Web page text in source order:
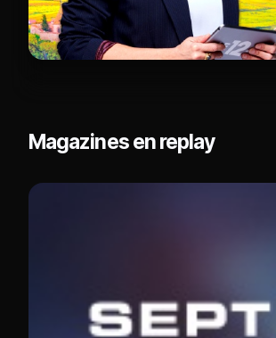
Magazines en replay